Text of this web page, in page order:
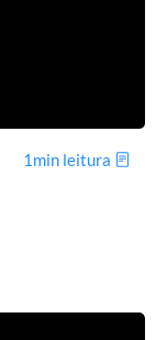
1min leitura